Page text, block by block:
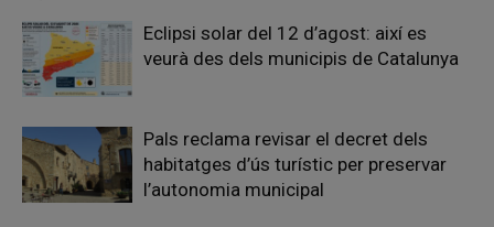
Eclipsi solar del 12 d’agost: així es
veurà des dels municipis de Catalunya
Pals reclama revisar el decret dels
habitatges d’ús turístic per preservar
l’autonomia municipal